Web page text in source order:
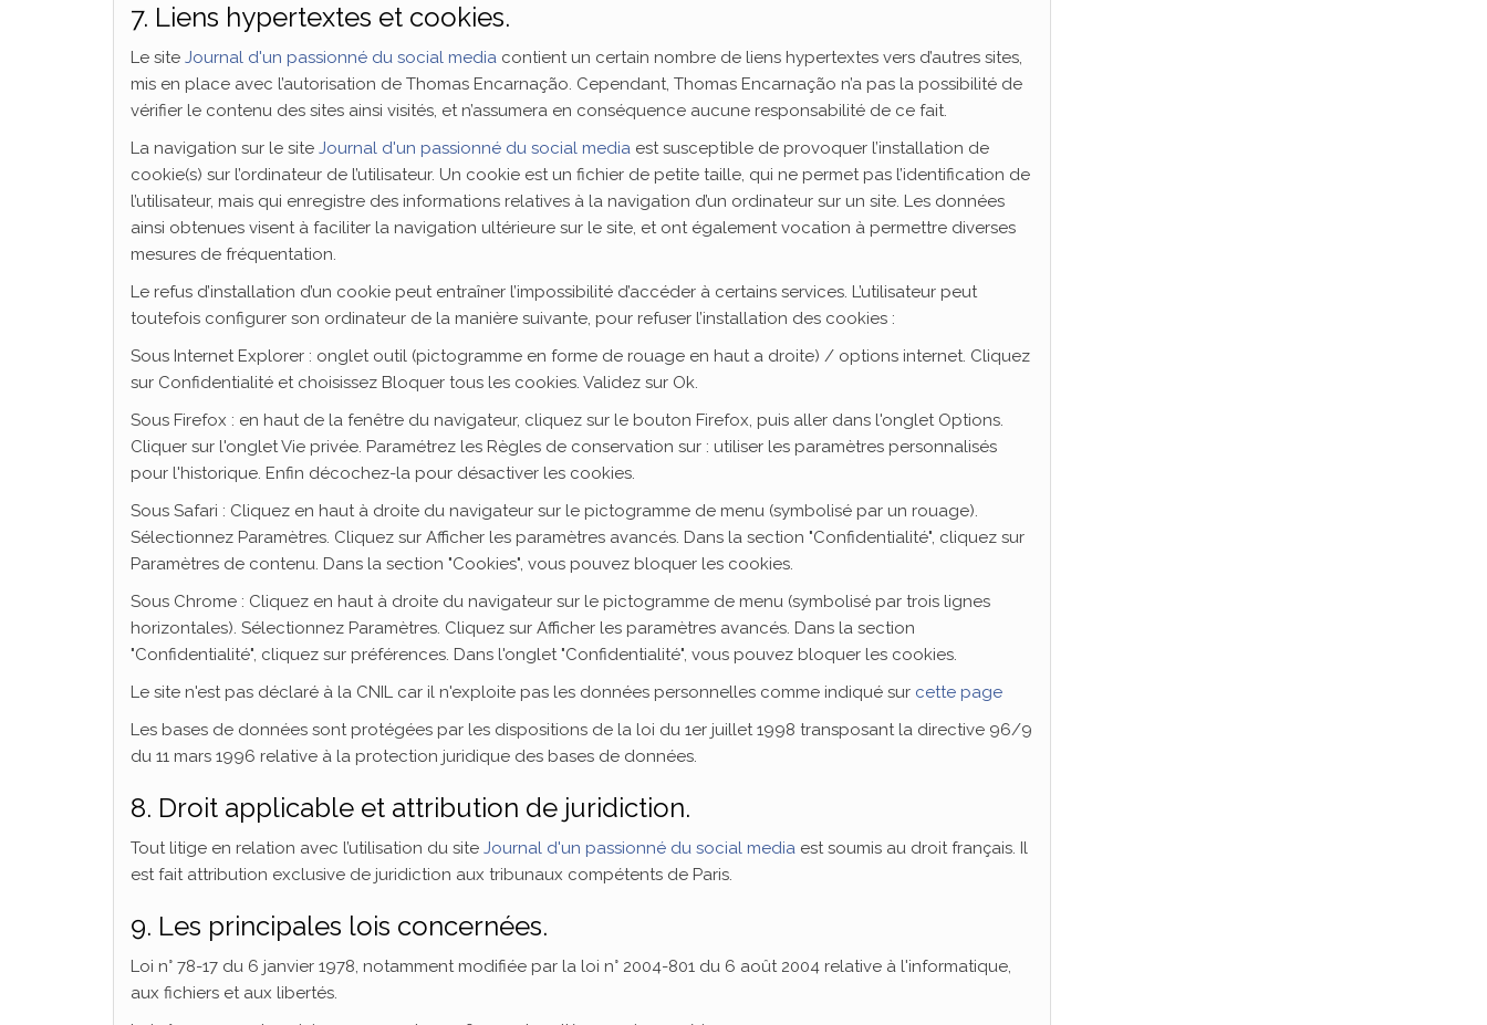
7. Liens hypertextes et cookies.
Le site Journal d'un passionné du social media contient un certain nombre de liens hypertextes vers d’autres sites,
mis en place avec l’autorisation de Thomas Encarnação. Cependant, Thomas Encarnação n’a pas la possibilité de
vérifier le contenu des sites ainsi visités, et n’assumera en conséquence aucune responsabilité de ce fait.
La navigation sur le site Journal d'un passionné du social media est susceptible de provoquer l’installation de
cookie(s) sur l’ordinateur de l’utilisateur. Un cookie est un fichier de petite taille, qui ne permet pas l’identification de
l’utilisateur, mais qui enregistre des informations relatives à la navigation d’un ordinateur sur un site. Les données
ainsi obtenues visent à faciliter la navigation ultérieure sur le site, et ont également vocation à permettre diverses
mesures de fréquentation.
Le refus d’installation d’un cookie peut entraîner l’impossibilité d’accéder à certains services. L’utilisateur peut
toutefois configurer son ordinateur de la manière suivante, pour refuser l’installation des cookies :
Sous Internet Explorer : onglet outil (pictogramme en forme de rouage en haut a droite) / options internet. Cliquez
sur Confidentialité et choisissez Bloquer tous les cookies. Validez sur Ok.
Sous Firefox : en haut de la fenêtre du navigateur, cliquez sur le bouton Firefox, puis aller dans l'onglet Options.
Cliquer sur l'onglet Vie privée. Paramétrez les Règles de conservation sur : utiliser les paramètres personnalisés
pour l'historique. Enfin décochez-la pour désactiver les cookies.
Sous Safari : Cliquez en haut à droite du navigateur sur le pictogramme de menu (symbolisé par un rouage).
Sélectionnez Paramètres. Cliquez sur Afficher les paramètres avancés. Dans la section "Confidentialité", cliquez sur
Paramètres de contenu. Dans la section "Cookies", vous pouvez bloquer les cookies.
Sous Chrome : Cliquez en haut à droite du navigateur sur le pictogramme de menu (symbolisé par trois lignes
horizontales). Sélectionnez Paramètres. Cliquez sur Afficher les paramètres avancés. Dans la section
"Confidentialité", cliquez sur préférences. Dans l'onglet "Confidentialité", vous pouvez bloquer les cookies.
Le site n'est pas déclaré à la CNIL car il n'exploite pas les données personnelles comme indiqué sur cette page
Les bases de données sont protégées par les dispositions de la loi du 1er juillet 1998 transposant la directive 96/9
du 11 mars 1996 relative à la protection juridique des bases de données.
8. Droit applicable et attribution de juridiction.
Tout litige en relation avec l’utilisation du site Journal d'un passionné du social media est soumis au droit français. Il
est fait attribution exclusive de juridiction aux tribunaux compétents de Paris.
9. Les principales lois concernées.
Loi n° 78-17 du 6 janvier 1978, notamment modifiée par la loi n° 2004-801 du 6 août 2004 relative à l'informatique,
aux fichiers et aux libertés.